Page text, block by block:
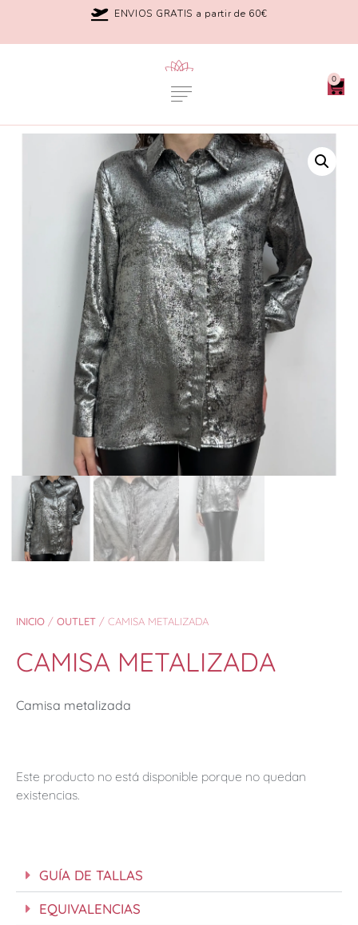
ENVIOS GRATIS a partir de 60€
0
INICIO / OUTLET / CAMISA METALIZADA
CAMISA METALIZADA
Camisa metalizada
Este producto no está disponible porque no quedan
existencias.
GUÍA DE TALLAS
EQUIVALENCIAS